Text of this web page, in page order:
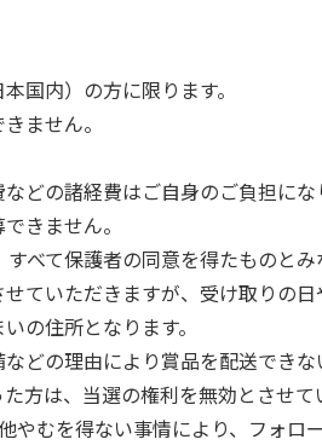
国内）の方に限ります。
ません。
どの諸経費はご自身のご負担にな
きません。
べて保護者の同意を得たものとみ
ていただきますが、受け取りの日
の住所となります。
どの理由により賞品を配送でき
方は、当選の権利を無効とさせて
やむを得ない事情により、フォロ